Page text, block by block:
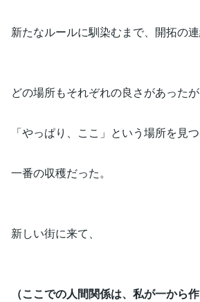
新たなルールに馴染むまで、開拓の連
どの場所もそれぞれの良さがあったが
「やっぱり、ここ」という場所を見
一番の収穫だった。
新しい街に来て、
（ここでの人間関係は、私が一から作